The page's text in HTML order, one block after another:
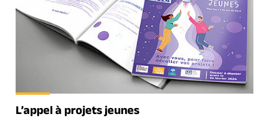
L’appel à projets jeunes